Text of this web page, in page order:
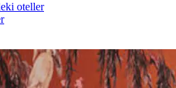
oteller